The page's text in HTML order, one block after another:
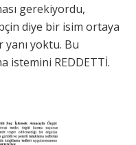
gerekiyordu,
diye bir isim ortaya
yanı yoktu. Bu
istemini REDDETTİ.